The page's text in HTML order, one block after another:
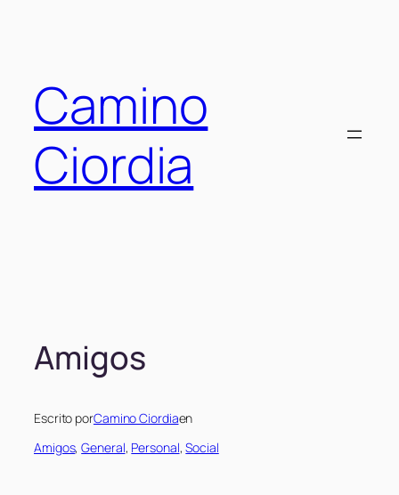
Camino
Ciordia
Amigos
Escrito porCamino Ciordiaen
Amigos, General, Personal, Social